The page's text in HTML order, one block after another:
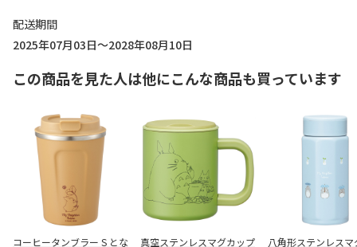
配送期間
2025年07月03日～2028年08月10日
この商品を見た人は他にこんな商品も買っています
コーヒータンブラー S とな
真空ステンレスマグカップ
八角形ステンレスマ